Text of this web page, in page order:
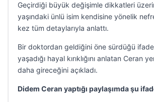
Geçirdiği büyük değişimle dikkatleri
yaşındaki ünlü isim kendisine yönelik
kez tüm detaylarıyla anlattı.
Bir doktordan geldiğini öne sürdüğü
yaşadığı hayal kırıklığını anlatan Ceran
daha gireceğini açıkladı.
Didem Ceran yaptığı paylaşımda şu